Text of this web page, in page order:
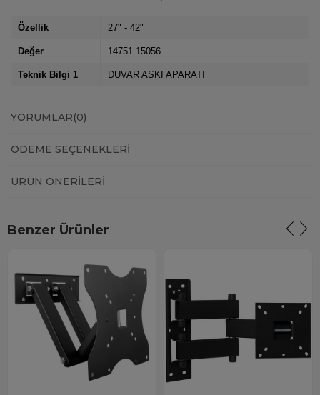
Özellik 27" - 42"
Değer 14751 15056
Teknik Bilgi 1 DUVAR ASKI APARATI
YORUMLAR(0)
ÖDEME SEÇENEKLERI
ÜRÜN ÖNERILERI
Benzer Ürünler